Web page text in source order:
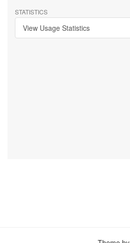
STATISTICS
View Usage Statistics